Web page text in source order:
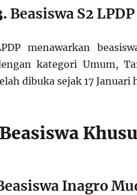
Beasiswa S2
menawarkan
kategori Umum,
dibuka sejak 17 Januari
Beasiswa
Inagro